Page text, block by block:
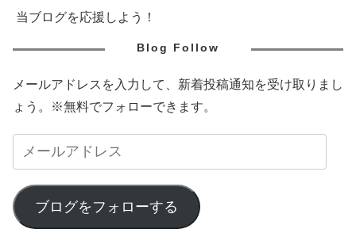
当ブログを応援しよう！
Blog Follow
メールアドレスを入力して、新着投稿通知を受け取りまし
ょう。※無料でフォローできます。
ブログをフォローする